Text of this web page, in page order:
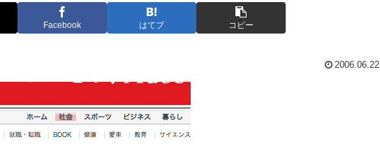
Facebook はてブ コピー
2006.06.22